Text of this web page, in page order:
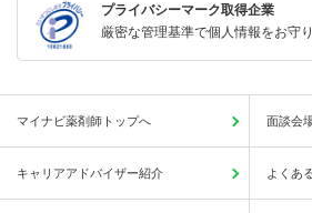
プライバシーマーク取得企業
厳密な管理基準で個人情報をお守り
マイナビ薬剤師トップへ 面談会
キャリアアドバイザー紹介 よくあ